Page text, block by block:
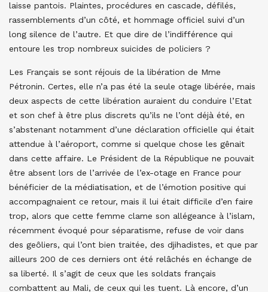
laisse pantois. Plaintes, procédures en cascade, défilés,
rassemblements d’un côté, et hommage officiel suivi d’un
long silence de l’autre. Et que dire de l’indifférence qui
entoure les trop nombreux suicides de policiers ?
Les Français se sont réjouis de la libération de Mme
Pétronin. Certes, elle n’a pas été la seule otage libérée, mais
deux aspects de cette libération auraient du conduire l’Etat
et son chef à être plus discrets qu’ils ne l’ont déjà été, en
s’abstenant notamment d’une déclaration officielle qui était
attendue à l’aéroport, comme si quelque chose les gênait
dans cette affaire. Le Président de la République ne pouvait
être absent lors de l’arrivée de l’ex-otage en France pour
bénéficier de la médiatisation, et de l’émotion positive qui
accompagnaient ce retour, mais il lui était difficile d’en faire
trop, alors que cette femme clame son allégeance à l’islam,
récemment évoqué pour séparatisme, refuse de voir dans
des geôliers, qui l’ont bien traitée, des djihadistes, et que par
ailleurs 200 de ces derniers ont été relâchés en échange de
sa liberté. Il s’agit de ceux que les soldats français
combattent au Mali, de ceux qui les tuent. Là encore, d’un